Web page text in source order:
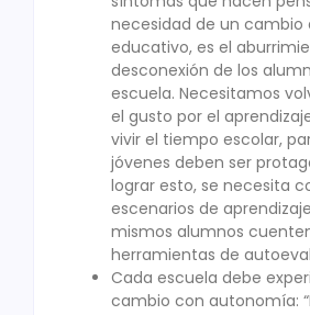
necesidad de un cambio
educativo, es el
desconexión de los
escuela. Necesitamos
el gusto por el
vivir el tiempo escolar,
jóvenes deben ser
lograr esto, se necesita
escenarios de
mismos alumnos
herramientas de
Cada escuela debe
cambio con autonomía: